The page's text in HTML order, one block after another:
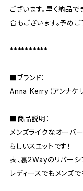
ございます。早く納品
合もございます。予めご
**********
■ブランド：
Anna Kerry（アンナケリ
■商品説明：
メンズライクなオーバ
らしいスエットです！
表、裏2Wayのリバーシ
レディースでもメンズ